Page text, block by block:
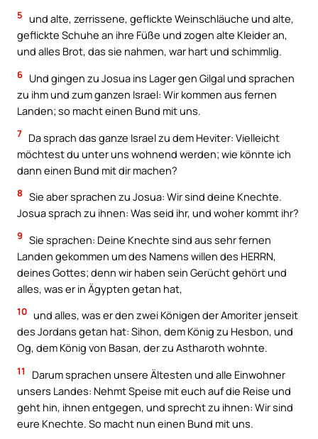
5 und alte, zerrissene, geflickte Weinschläuche und alte,
geflickte Schuhe an ihre Füße und zogen alte Kleider an,
und alles Brot, das sie nahmen, war hart und schimmlig.
6 Und gingen zu Josua ins Lager gen Gilgal und sprachen
zu ihm und zum ganzen Israel: Wir kommen aus fernen
Landen; so macht einen Bund mit uns.
7 Da sprach das ganze Israel zu dem Heviter: Vielleicht
möchtest du unter uns wohnend werden; wie könnte ich
dann einen Bund mit dir machen?
8 Sie aber sprachen zu Josua: Wir sind deine Knechte.
Josua sprach zu ihnen: Was seid ihr, und woher kommt ihr?
9 Sie sprachen: Deine Knechte sind aus sehr fernen
Landen gekommen um des Namens willen des HERRN,
deines Gottes; denn wir haben sein Gerücht gehört und
alles, was er in Ägypten getan hat,
10 und alles, was er den zwei Königen der Amoriter jenseit
des Jordans getan hat: Sihon, dem König zu Hesbon, und
Og, dem König von Basan, der zu Astharoth wohnte.
11
Darum sprachen unsere Ältesten und alle Einwohner
unsers Landes: Nehmt Speise mit euch auf die Reise und
geht hin, ihnen entgegen, und sprecht zu ihnen: Wir sind
eure Knechte. So macht nun einen Bund mit uns.